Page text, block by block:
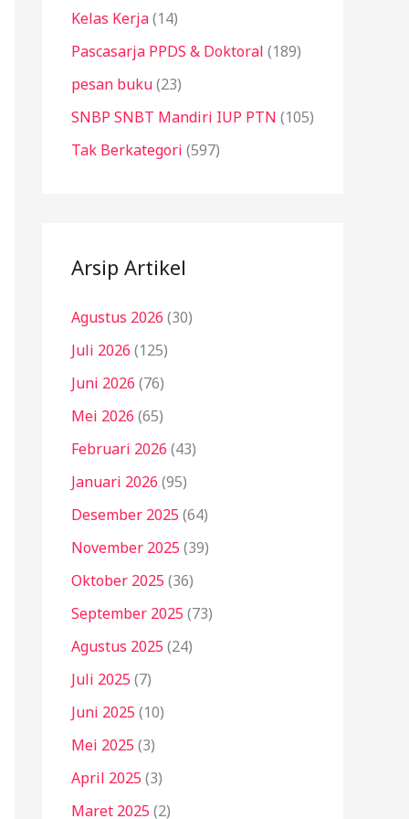
Kelas Kerja(14)
Pascasarja PPDS & Doktoral (189)
pesan buku(23)
SNBP SNBT Mandiri IUP PTN (105)
Tak Berkategori (597)
Arsip Artikel
Agustus 2026 (30)
Juli 2026 (125)
Juni 2026 (76)
Mei 2026 (65)
Februari 2026 (43)
Januari 2026 (95)
Desember 2025 (64)
November 2025 (39)
Oktober 2025 (36)
September 2025 (73)
Agustus 2025 (24)
Juli 2025 (7)
Juni 2025 (10)
Mei 2025 (3)
April 2025 (3)
Maret 2025 (2)